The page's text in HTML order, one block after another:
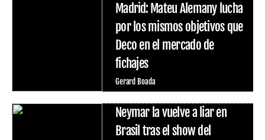
Madrid: Mateu Alemany lucha
por los mismos objetivos que
Deco en el mercado de
fichajes
Gerard Boada
Neymar la vuelve a liar en
Brasil tras el show del